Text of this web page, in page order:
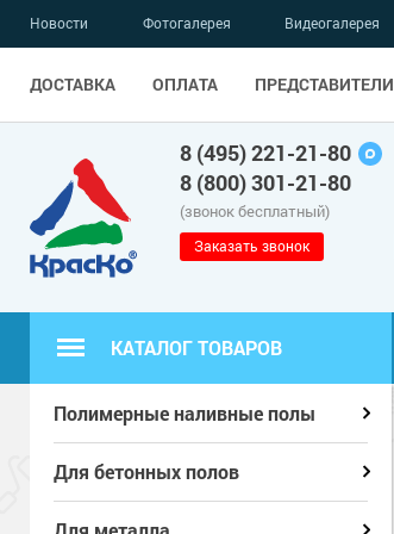
Новости Фотогалерея Видеогалерея
ДОСТАВКА ОПЛАТА ПРЕДСТАВИТЕЛИ
8 (495) 221-21-80
8 (800) 301-21-80
(звонок бесплатный)
Заказать звонок
КАТАЛОГ ТОВАРОВ
Полимерные наливные полы
Для бетонных полов
Полимерные наливные полы
Для бетонных полов